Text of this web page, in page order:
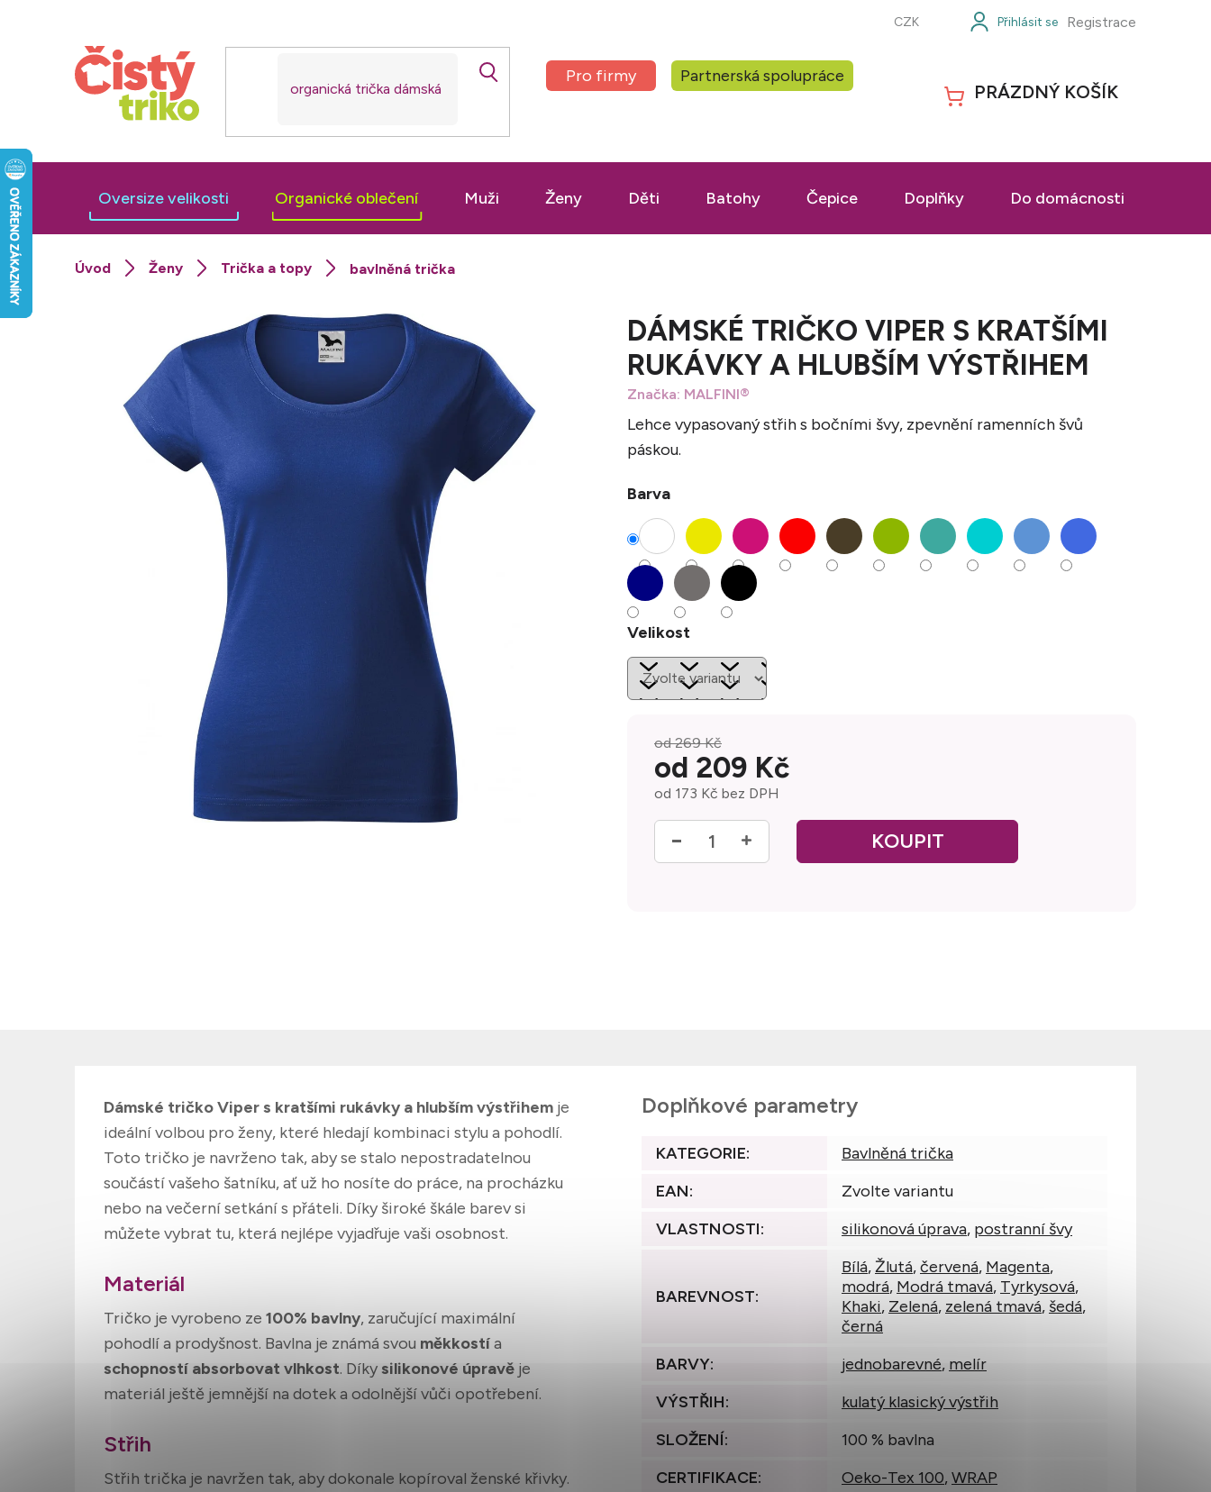
Pro firmy Partnerská spolupráce
CZK Registrace
NÁKUPNÍ
PRÁZDNÝ KOŠÍK
Oversize velikosti Organické oblečení Muži Ženy Děti Batohy Čepice Doplňky Do domácnosti
Ženy Trička a topy bavlněná trička
DÁMSKÉ TRIČKO VIPER S KRATŠÍMI
RUKÁVKY A HLUBŠÍM VÝSTŘIHEM
Značka: MALFINI®
Lehce vypasovaný střih s bočními švy, zpevnění ramenních švů
páskou.
Barva
Velikost
od 269 Kč
od 209 Kč
od 173 Kč bez DPH
Dámské tričko Viper s kratšími rukávky a hlubším výstřihem je
ideální volbou pro ženy, které hledají kombinaci stylu a pohodlí.
Toto tričko je navrženo tak, aby se stalo nepostradatelnou
součástí vašeho šatníku, ať už ho nosíte do práce, na procházku
nebo na večerní setkání s přáteli. Díky široké škále barev si
můžete vybrat tu, která nejlépe vyjadřuje vaši osobnost.
Materiál
Tričko je vyrobeno ze 100% bavlny, zaručující maximální
pohodlí a prodyšnost. Bavlna je známá svou měkkostía
schopností absorbovat vlhkost. Díkysilikonové úpravě je
materiál ještě jemnější na dotek a odolnější vůči opotřebení.
Střih
Střih trička je navržen tak, aby dokonale kopíroval ženské křivky.
Doplňkové parametry
KATEGORIE:
Bavlněná trička
EAN:
Zvolte variantu
VLASTNOSTI: silikonová úprava, postranní švy
BAREVNOST:
Bílá,Žlutá,červená, Magenta,
modrá, Modrá tmavá, Tyrkysová,
Khaki, Zelená, zelená tmavá, šedá,
černá
BARVY: jednobarevné, melír
VÝSTŘIH:
kulatý klasický výstřih
SLOŽENÍ:
100 % bavlna
CERTIFIKACE: Oeko-Tex 100, WRAP